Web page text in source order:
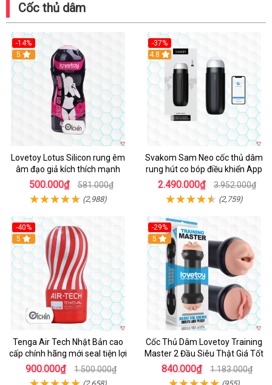
Cốc thủ dâm
-14%
Hot
5
Lovetoy Lotus Silicon rung êm
âm đạo giả kích thích mạnh
500.000₫ 581.000₫
(2,988)
-37%
4.8
Svakom Sam Neo cốc thủ dâm
rung hút co bóp điều khiển App
2.490.000₫ 3.952.000₫
(2,759)
-40%
Hot
5
Tenga Air Tech Nhật Bản cao
cấp chính hãng mới seal tiện lợi
900.000₫ 1.500.000₫
-29%
Hot
5
Cốc Thủ Dâm Lovetoy Training
Master 2 Đầu Siêu Thật Giá Tốt
840.000₫ 1.183.000₫